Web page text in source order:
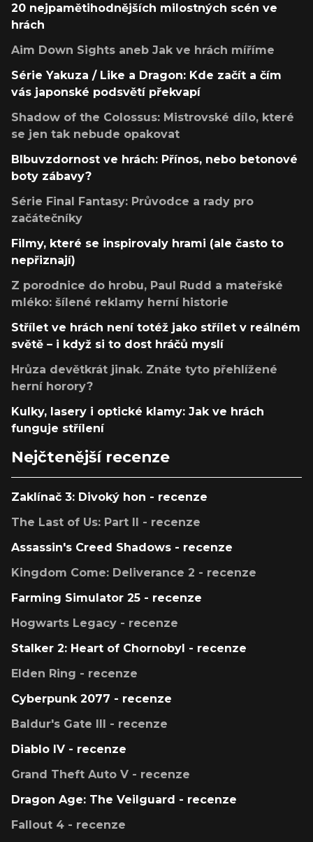
20 nejpamětihodnějších milostných scén ve
hrách
Aim Down Sights aneb Jak ve hrách míříme
Série Yakuza / Like a Dragon: Kde začít a čím
vás japonské podsvětí překvapí
Shadow of the Colossus: Mistrovské dílo, které
se jen tak nebude opakovat
Blbuvzdornost ve hrách: Přínos, nebo betonové
boty zábavy?
Série Final Fantasy: Průvodce a rady pro
začátečníky
Filmy, které se inspirovaly hrami (ale často to
nepřiznají)
Z porodnice do hrobu, Paul Rudd a mateřské
mléko: šílené reklamy herní historie
Střílet ve hrách není totéž jako střílet v reálném
světě – i když si to dost hráčů myslí
Hrůza devětkrát jinak. Znáte tyto přehlížené
herní horory?
Kulky, lasery i optické klamy: Jak ve hrách
funguje střílení
Nejčtenější recenze
Zaklínač 3: Divoký hon - recenze
The Last of Us: Part II - recenze
Assassin's Creed Shadows - recenze
Kingdom Come: Deliverance 2 - recenze
Farming Simulator 25 - recenze
Hogwarts Legacy - recenze
Stalker 2: Heart of Chornobyl - recenze
Elden Ring - recenze
Cyberpunk 2077 - recenze
Baldur's Gate III - recenze
Diablo IV - recenze
Grand Theft Auto V - recenze
Dragon Age: The Veilguard - recenze
Fallout 4 - recenze